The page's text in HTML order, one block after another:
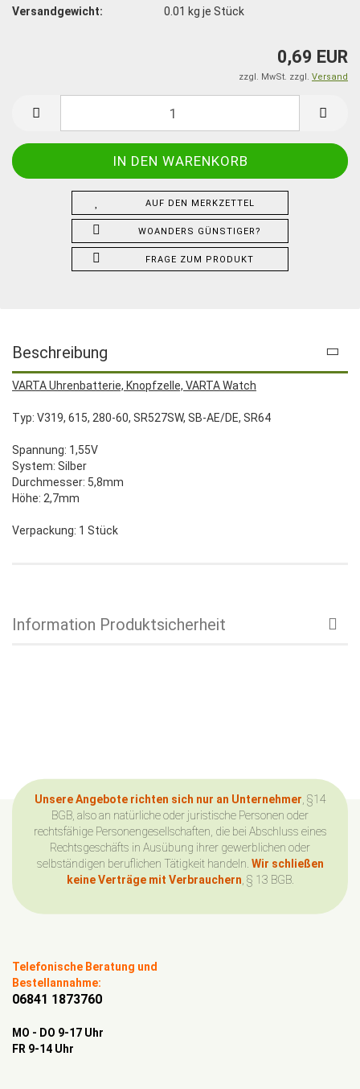
Versandgewicht: 0.01 kg je Stück
0,69 EUR
zzgl. MwSt. zzgl. Versand
AUF DEN MERKZETTEL
WOANDERS GÜNSTIGER?
FRAGE ZUM PRODUKT
Beschreibung
VARTA Uhrenbatterie, Knopfzelle, VARTA Watch
Typ: V319, 615, 280-60, SR527SW, SB-AE/DE, SR64
Spannung: 1,55V
System: Silber
Durchmesser: 5,8mm
Höhe: 2,7mm
Verpackung: 1 Stück
Information Produktsicherheit
Unsere Angebote richten sich nur an Unternehmer , §14
BGB, also an natürliche oder juristische Personen oder
rechtsfähige Personengesellschaften, die bei Abschluss eines
Rechtsgeschäfts in Ausübung ihrer gewerblichen oder
selbständigen beruflichen Tätigkeit handeln. Wir schließen
keine Verträge mit Verbrauchern , § 13 BGB.
Telefonische Beratung und
Bestellannahme:
06841 1873760
MO - DO 9-17 Uhr
FR 9-14 Uhr